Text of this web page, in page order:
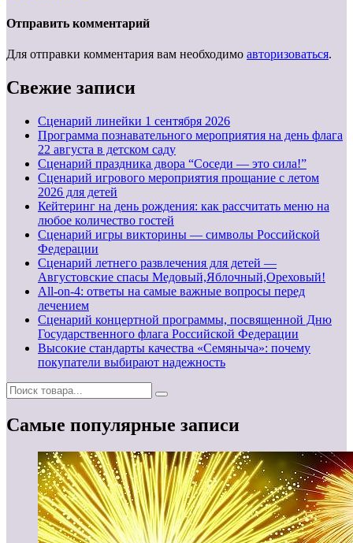
Отправить комментарий
Для отправки комментария вам необходимо авторизоваться.
Свежие записи
Cценарий линейки 1 сентября 2026
Программа познавательного мероприятия на день флага
22 августа в детском саду
Сценарий праздника двора “Соседи — это сила!”
Сценарий игрового мероприятия прощание с летом
2026 для детей
Кейтеринг на день рождения: как рассчитать меню на
любое количество гостей
Сценарий игры викторины — символы Российской
Федерации
Сценарий летнего развлечения для детей —
Августовские спасы Медовый,Яблочный,Ореховый!
All-on-4: ответы на самые важные вопросы перед
лечением
Сценарий концертной программы, посвященной Дню
Государственного флага Российской Федерации
Высокие стандарты качества «Семяныча»: почему
покупатели выбирают надежность
Самые популярные записи